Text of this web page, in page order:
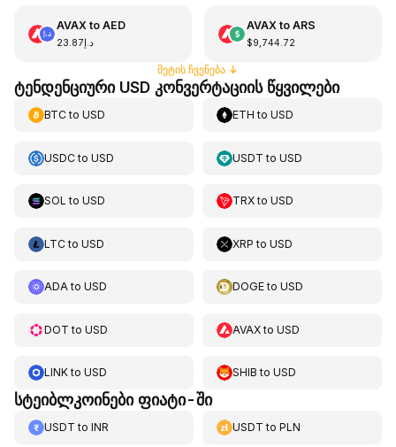
AVAXto AED
د.إ23.87
AVAXto ARS
$9,744.72
მეტის ჩვენება ↓
ტენდენციური USD კონვერტაციის წყვილები
BTCto USD ETH toUSD
USDCto USD USDT toUSD
SOL to USD TRXtoUSD
LTCto USD XRP toUSD
ADAto USD DOGEtoUSD
DOT to USD AVAXtoUSD
LINKto USD SHIB toUSD
სტეიბლკოინები ფიატი-ში
USDT to INR USDT toPLN